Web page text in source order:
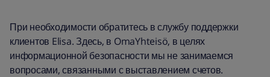
При необходимости обратитесь в службу поддержки
клиентов Elisa. Здесь, в OmaYhteisö, в целях
информационной безопасности мы не занимаемся
вопросами, связанными с выставлением счетов.